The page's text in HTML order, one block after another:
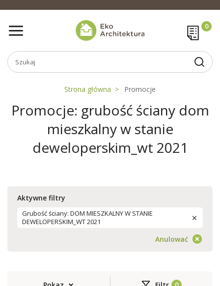
Strona główna Promocje
Promocje: grubość ściany dom
mieszkalny w stanie
deweloperskim_wt 2021
Aktywne filtry
Grubość ściany: DOM MIESZKALNY W STANIE
DEWELOPERSKIM_WT 2021
Anulować